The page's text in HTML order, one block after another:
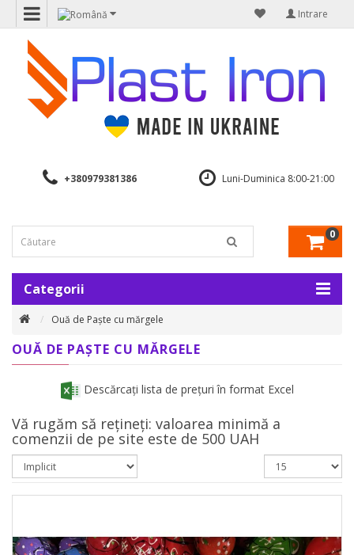
Intrare
+380979381386 Luni-Duminica 8:00-21:00
0
Categorii
Ouă de Paște cu mărgele
OUĂ DE PAȘTE CU MĂRGELE
Descărcați lista de prețuri în format Excel
Vă rugăm să rețineți: valoarea minimă a
comenzii de pe site este de 500 UAH